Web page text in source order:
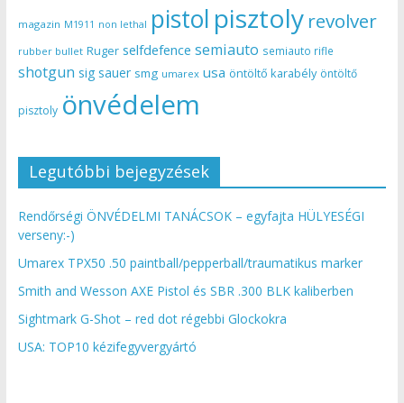
magazin M1911 non lethal pistol pisztoly revolver
rubber bullet Ruger selfdefence semiauto semiauto rifle
shotgun sig sauer smg umarex usa öntöltő karabély öntöltő
pisztoly önvédelem
Legutóbbi bejegyzések
Rendőrségi ÖNVÉDELMI TANÁCSOK – egyfajta HÜLYESÉGI
verseny:-)
Umarex TPX50 .50 paintball/pepperball/traumatikus marker
Smith and Wesson AXE Pistol és SBR .300 BLK kaliberben
Sightmark G-Shot – red dot régebbi Glockokra
USA: TOP10 kézifegyvergyártó